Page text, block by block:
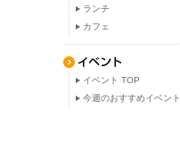
ランチ
カフェ
イベント TOP
今週のおすすめイベント